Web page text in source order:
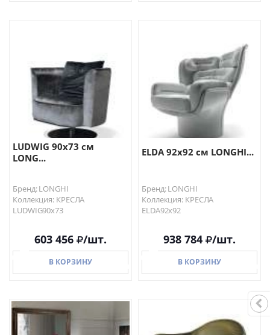
LUDWIG 90х73 см
LONG...
Бренд: LONGHI
Коллекция: КРЕСЛА
LUDWIG90х73
603 456 /шт.
В КОРЗИНУ
ELDA 92х92 см LONGHI...
Бренд: LONGHI
Коллекция: КРЕСЛА
ELDA92х92
938 784 /шт.
В КОРЗИНУ
В КОРЗИНУ